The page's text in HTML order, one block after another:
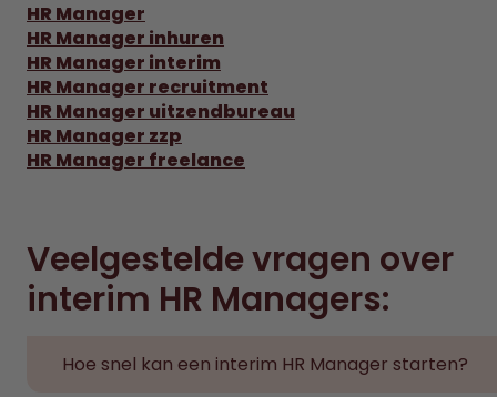
HR Manager
HR Manager inhuren
HR Manager interim
HR Manager recruitment
HR Manager uitzendbureau
HR Manager zzp
HR Manager freelance
Veelgestelde vragen over
interim HR Managers:
Hoe snel kan een interim HR Manager starten?